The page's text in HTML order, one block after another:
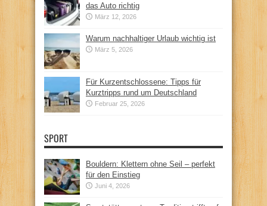
das Auto richtig
März 12, 2026
Warum nachhaltiger Urlaub wichtig ist
März 5, 2026
Für Kurzentschlossene: Tipps für
Kurztripps rund um Deutschland
Februar 25, 2026
SPORT
Bouldern: Klettern ohne Seil – perfekt
für den Einstieg
Juni 4, 2026